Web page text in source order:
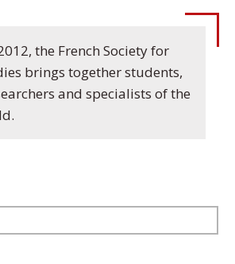
the French Society for
brings together students,
and specialists of the